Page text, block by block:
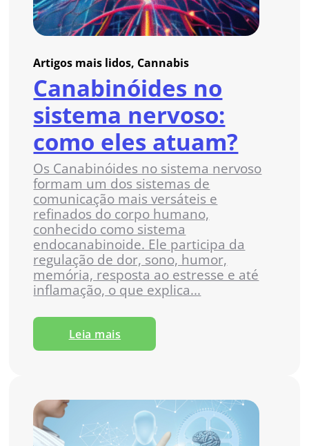
Artigos mais lidos, Cannabis
Canabinóides no
sistema nervoso:
como eles atuam?
Os Canabinóides no sistema nervoso
formam um dos sistemas de
comunicação mais versáteis e
refinados do corpo humano,
conhecido como sistema
endocanabinoide. Ele participa da
regulação de dor, sono, humor,
memória, resposta ao estresse e até
inflamação, o que explica...
Leia mais